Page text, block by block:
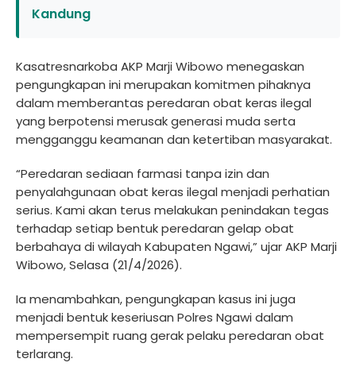
Kandung
Kasatresnarkoba AKP Marji Wibowo menegaskan
pengungkapan ini merupakan komitmen pihaknya
dalam memberantas peredaran obat keras ilegal
yang berpotensi merusak generasi muda serta
mengganggu keamanan dan ketertiban masyarakat.
“Peredaran sediaan farmasi tanpa izin dan
penyalahgunaan obat keras ilegal menjadi perhatian
serius. Kami akan terus melakukan penindakan tegas
terhadap setiap bentuk peredaran gelap obat
berbahaya di wilayah Kabupaten Ngawi,” ujar AKP Marji
Wibowo, Selasa (21/4/2026).
Ia menambahkan, pengungkapan kasus ini juga
menjadi bentuk keseriusan Polres Ngawi dalam
mempersempit ruang gerak pelaku peredaran obat
terlarang.